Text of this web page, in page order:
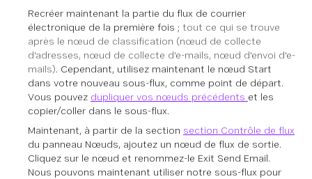
Recréer maintenant la partie du flux de courrier
électronique de la première fois ; tout ce qui se trouve
après le nœud de classification (nœud de collecte
d'adresses, nœud de collecte d'e-mails, nœud d'envoi d'e-
mails). Cependant, utilisez maintenant le nœud Start
dans votre nouveau sous-flux, comme point de départ.
Vous pouvez dupliquer vos nœuds précédents et les
copier/coller dans le sous-flux.
Maintenant, à partir de la section section Contrôle de flux
du panneau Nœuds, ajoutez un nœud de flux de sortie.
Cliquez sur le nœud et renommez-le Exit Send Email.
Nous pouvons maintenant utiliser notre sous-flux pour